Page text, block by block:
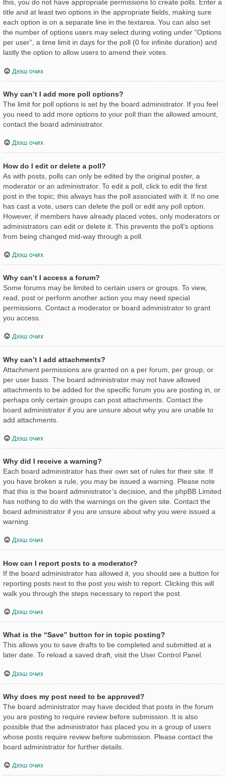
this, you do not have appropriate permissions to create polls. Enter a
title and at least two options in the appropriate fields, making sure
each option is on a separate line in the textarea. You can also set
the number of options users may select during voting under “Options
per user”, a time limit in days for the poll (0 for infinite duration) and
lastly the option to allow users to amend their votes.
Дээш очих
Why can’t I add more poll options?
The limit for poll options is set by the board administrator. If you feel
you need to add more options to your poll than the allowed amount,
contact the board administrator.
Дээш очих
How do I edit or delete a poll?
As with posts, polls can only be edited by the original poster, a
moderator or an administrator. To edit a poll, click to edit the first
post in the topic; this always has the poll associated with it. If no one
has cast a vote, users can delete the poll or edit any poll option.
However, if members have already placed votes, only moderators or
administrators can edit or delete it. This prevents the poll’s options
from being changed mid-way through a poll.
Дээш очих
Why can’t I access a forum?
Some forums may be limited to certain users or groups. To view,
read, post or perform another action you may need special
permissions. Contact a moderator or board administrator to grant
you access.
Дээш очих
Why can’t I add attachments?
Attachment permissions are granted on a per forum, per group, or
per user basis. The board administrator may not have allowed
attachments to be added for the specific forum you are posting in, or
perhaps only certain groups can post attachments. Contact the
board administrator if you are unsure about why you are unable to
add attachments.
Дээш очих
Why did I receive a warning?
Each board administrator has their own set of rules for their site. If
you have broken a rule, you may be issued a warning. Please note
that this is the board administrator’s decision, and the phpBB Limited
has nothing to do with the warnings on the given site. Contact the
board administrator if you are unsure about why you were issued a
warning.
Дээш очих
How can I report posts to a moderator?
If the board administrator has allowed it, you should see a button for
reporting posts next to the post you wish to report. Clicking this will
walk you through the steps necessary to report the post.
Дээш очих
What is the “Save” button for in topic posting?
This allows you to save drafts to be completed and submitted at a
later date. To reload a saved draft, visit the User Control Panel.
Дээш очих
Why does my post need to be approved?
The board administrator may have decided that posts in the forum
you are posting to require review before submission. It is also
possible that the administrator has placed you in a group of users
whose posts require review before submission. Please contact the
board administrator for further details.
Дээш очих